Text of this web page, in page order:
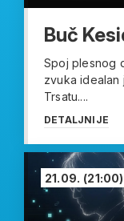
Buč
Spoj plesnog
zvuka
Trsatu....
DETALJNIJE
21.09. (21:00)